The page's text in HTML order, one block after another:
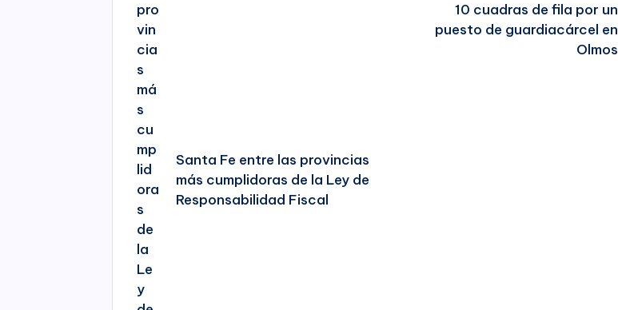
Santa Fe entre las provincias
más cumplidoras de la Ley de
Responsabilidad Fiscal
10 cuadras de fila por un
puesto de guardiacárcel en
Olmos